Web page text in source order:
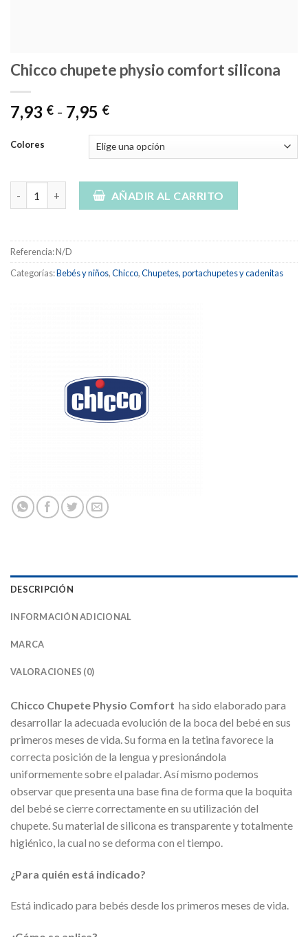
Chicco chupete physio comfort silicona
7,93 € - 7,95 €Rango
precios:
desde
7,93 €
hasta
7,95 €
Colores
Chicco chupete physio comfort silicona cantidad
AÑADIR AL CARRITO
Referencia:N/D
Categorías:Bebés y niños,Chicco,Chupetes, portachupetes y cadenitas
DESCRIPCIÓN
INFORMACIÓN ADICIONAL
MARCA
VALORACIONES (0)
Chicco Chupete Physio Comfort ha sido elaborado para
desarrollar la adecuada evolución de la boca del bebé en sus
primeros meses de vida. Su forma en la tetina favorece la
correcta posición de la lengua y presionándola
uniformemente sobre el paladar. Así mismo podemos
observar que presenta una base fina de forma que la boquita
del bebé se cierre correctamente en su utilización del
chupete. Su material de silicona es transparente y totalmente
higiénico, la cual no se deforma con el tiempo.
¿Para quién está indicado?
Está indicado para bebés desde los primeros meses de vida.